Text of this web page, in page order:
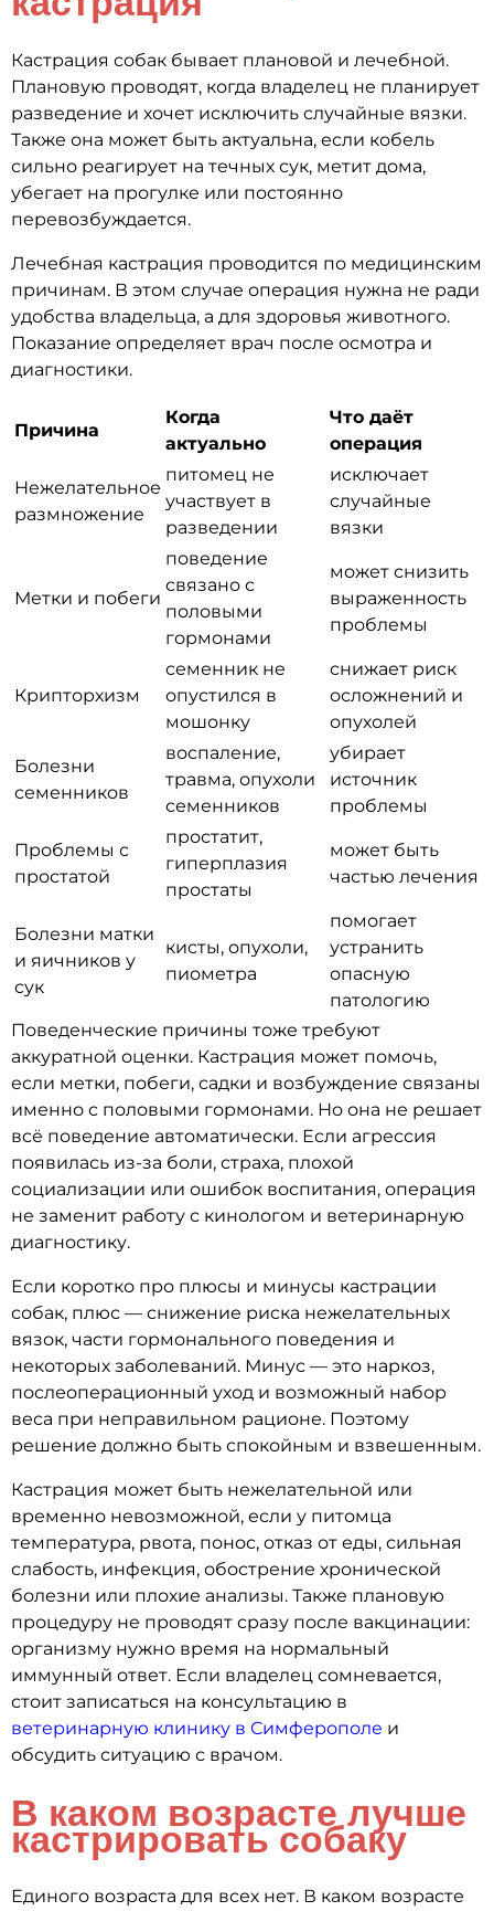
Кастрация собак бывает плановой и лечебной.
Плановую проводят, когда владелец не планирует
разведение и хочет исключить случайные вязки.
Также она может быть актуальна, если кобель
сильно реагирует на течных сук, метит дома,
убегает на прогулке или постоянно
перевозбуждается.
Лечебная кастрация проводится по медицинским
причинам. В этом случае операция нужна не ради
удобства владельца, а для здоровья животного.
Показание определяет врач после осмотра и
диагностики.
Причина
Когда
актуально
Что даёт
операция
Нежелательное
размножение
питомец не
участвует в
разведении
исключает
случайные
вязки
Метки и побеги
поведение
связано с
половыми
гормонами
может снизить
выраженность
проблемы
Крипторхизм
семенник не
опустился в
мошонку
снижает риск
осложнений и
опухолей
Болезни
семенников
воспаление,
травма, опухоли
семенников
убирает
источник
проблемы
Проблемы с
простатой
простатит,
гиперплазия
простаты
может быть
частью лечения
Болезни матки
и яичников у
сук
кисты, опухоли,
пиометра
помогает
устранить
опасную
патологию
Поведенческие причины тоже требуют
аккуратной оценки. Кастрация может помочь,
если метки, побеги, садки и возбуждение связаны
именно с половыми гормонами. Но она не решает
всё поведение автоматически. Если агрессия
появилась из-за боли, страха, плохой
социализации или ошибок воспитания, операция
не заменит работу с кинологом и ветеринарную
диагностику.
Если коротко про плюсы и минусы кастрации
собак, плюс — снижение риска нежелательных
вязок, части гормонального поведения и
некоторых заболеваний. Минус — это наркоз,
послеоперационный уход и возможный набор
веса при неправильном рационе. Поэтому
решение должно быть спокойным и взвешенным.
Кастрация может быть нежелательной или
временно невозможной, если у питомца
температура, рвота, понос, отказ от еды, сильная
слабость, инфекция, обострение хронической
болезни или плохие анализы. Также плановую
процедуру не проводят сразу после вакцинации:
организму нужно время на нормальный
иммунный ответ. Если владелец сомневается,
стоит записаться на консультацию в
ветеринарную клинику в Симферополе и
обсудить ситуацию с врачом.
В каком возрасте лучше
кастрировать собаку
Единого возраста для всех нет. В каком возрасте